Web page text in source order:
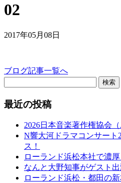
02
2017年05月08日
ブログ記事一覧へ
検索
最近の投稿
2026日本音楽著作権協会
N響大河ドラマコンサート
ス！
ローランド浜松本社で濃
なんと大野知事がゲスト出
ローランド浜松・都田の新